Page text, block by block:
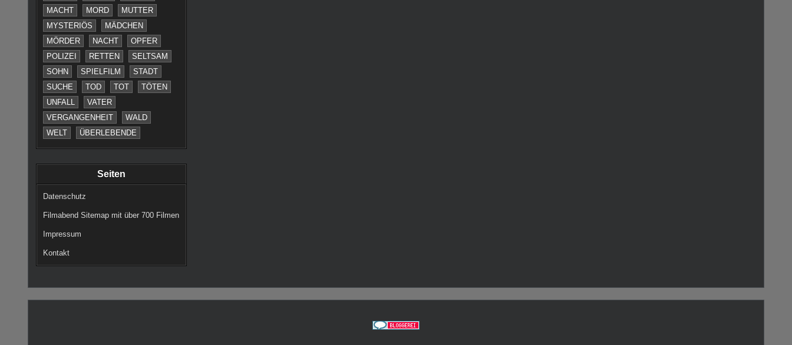
MACHT
MORD
MUTTER
MYSTERIÖS
MÄDCHEN
MÖRDER
NACHT
OPFER
POLIZEI
RETTEN
SELTSAM
SOHN
SPIELFILM
STADT
SUCHE
TOD TOT
TÖTEN
UNFALL
VATER
VERGANGENHEIT
WALD
WELT
ÜBERLEBENDE
Seiten
Datenschutz
Filmabend Sitemap mit über 700 Filmen
Impressum
Kontakt